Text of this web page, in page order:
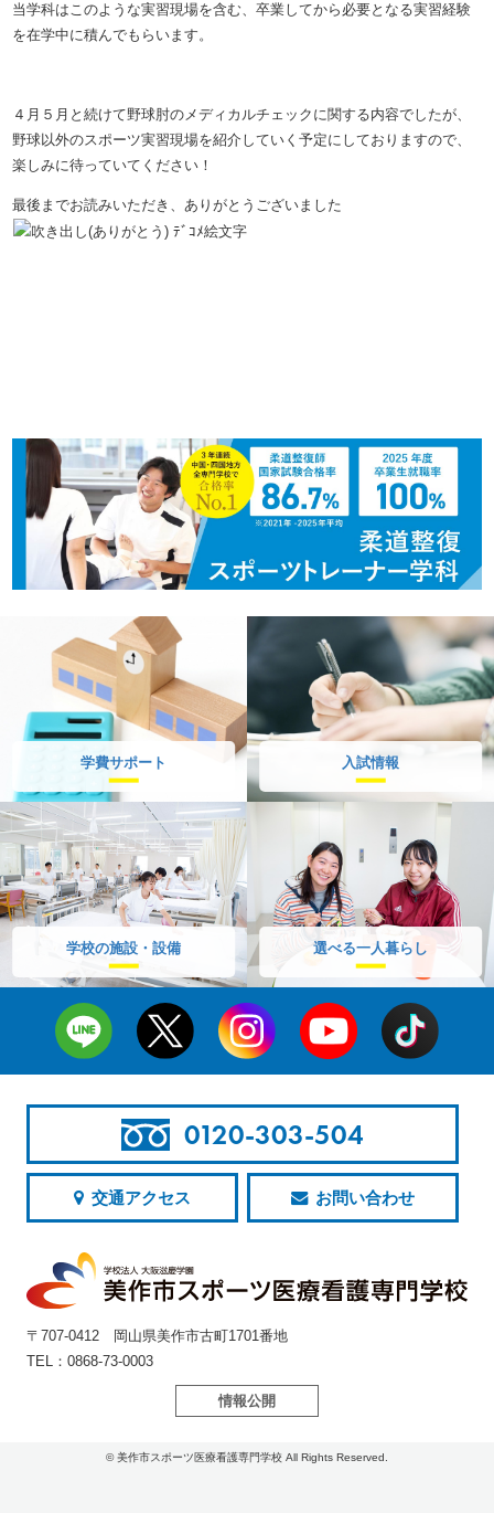
当学科はこのような実習現場を含む、卒業してから必要となる実習経験
を在学中に積んでもらいます。
４月５月と続けて野球肘のメディカルチェックに関する内容でしたが、
野球以外のスポーツ実習現場を紹介していく予定にしておりますので、
楽しみに待っていてください！
最後までお読みいただき、ありがとうございました
学費サポート 入試情報
学校の施設・設備 選べる一人暮らし
0120-303-504
交通アクセス お問い合わせ
〒707-0412 岡山県美作市古町1701番地
TEL：0868-73-0003
情報公開
© 美作市スポーツ医療看護専門学校 All Rights Reserved.